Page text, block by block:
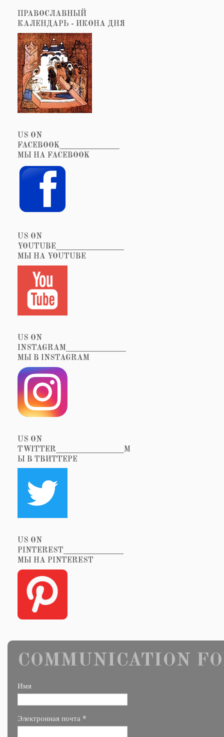
ПРАВОСЛАВНЫЙ
КАЛЕНДАРЬ - ИКОНА ДНЯ
US ON
FACEBOOK_______________
МЫ НА FACEBOOK
US ON
YOUTUBE_________________
МЫ НА YOUTUBE
US ON
INSTAGRAM_______________
МЫ В INSTAGRAM
US ON
TWITTER_________________М
Ы В ТВИТТЕРЕ
US ON
PINTEREST_______________
МЫ НА PINTEREST
COMMUNICATION
Имя
Электронная почта *